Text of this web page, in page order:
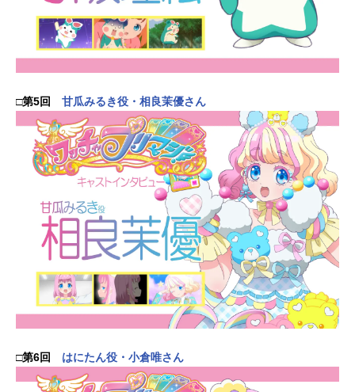
□第5回 甘瓜みるき役・相良茉優さん
□第6回 はにたん役・小倉唯さん